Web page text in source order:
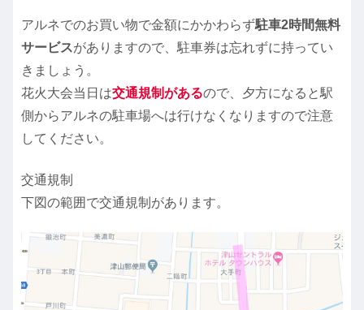
アルネでのお買い物で金額にかかわらず駐車2時間無料
サービスがありますので、駐車券は忘れずに持ってい
きましょう。
花火大会当日は交通規制があるので、夕方になると駅
側からアルネの駐車場へは行けなくなりますので注意
してください。
交通規制
下図の範囲で交通規制があります。